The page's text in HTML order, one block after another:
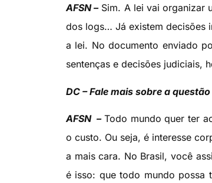
AFSN –Sim. A lei vai organizar
dos logs… Já existem decisões
a lei. No documento enviado
sentenças e decisões judiciais,
DC – Fale mais sobre a
AFSN – Todo mundo quer ter
o custo. Ou seja, é interesse
a mais cara. No Brasil, você
é isso: que todo mundo possa